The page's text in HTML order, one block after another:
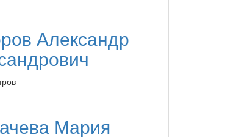
Александр
Мария